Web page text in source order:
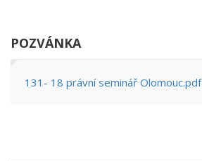
POZVÁNKA
131- 18 právní seminář Olomouc.pdf